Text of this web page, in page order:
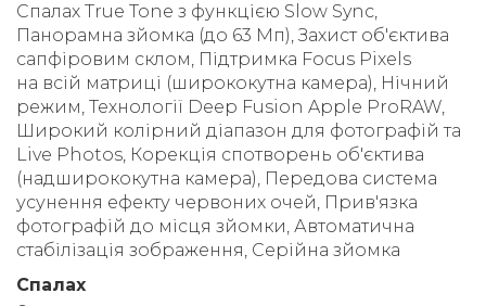
Спалах True Tone з функцією Slow Sync,
Панорамна зйомка (до 63 Мп), Захист об'єктива
сапфіровим склом, Підтримка Focus Pixels
на всій матриці (ширококутна камера), Нічний
режим, Технології Deep Fusion Apple ProRAW,
Широкий колірний діапазон для фотографій та
Live Photos, Корекція спотворень об'єктива
(надширококутна камера), Передова система
усунення ефекту червоних очей, Прив'язка
фотографій до місця зйомки, Автоматична
стабілізація зображення, Серійна зйомка
Спалах